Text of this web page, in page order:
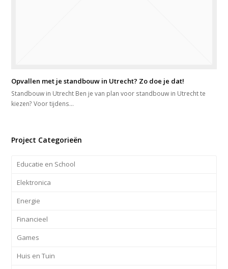
Opvallen met je standbouw in Utrecht? Zo doe je dat!
Standbouw in Utrecht Ben je van plan voor standbouw in Utrecht te
kiezen? Voor tijdens…
Project Categorieën
Educatie en School
Elektronica
Energie
Financieel
Games
Huis en Tuin